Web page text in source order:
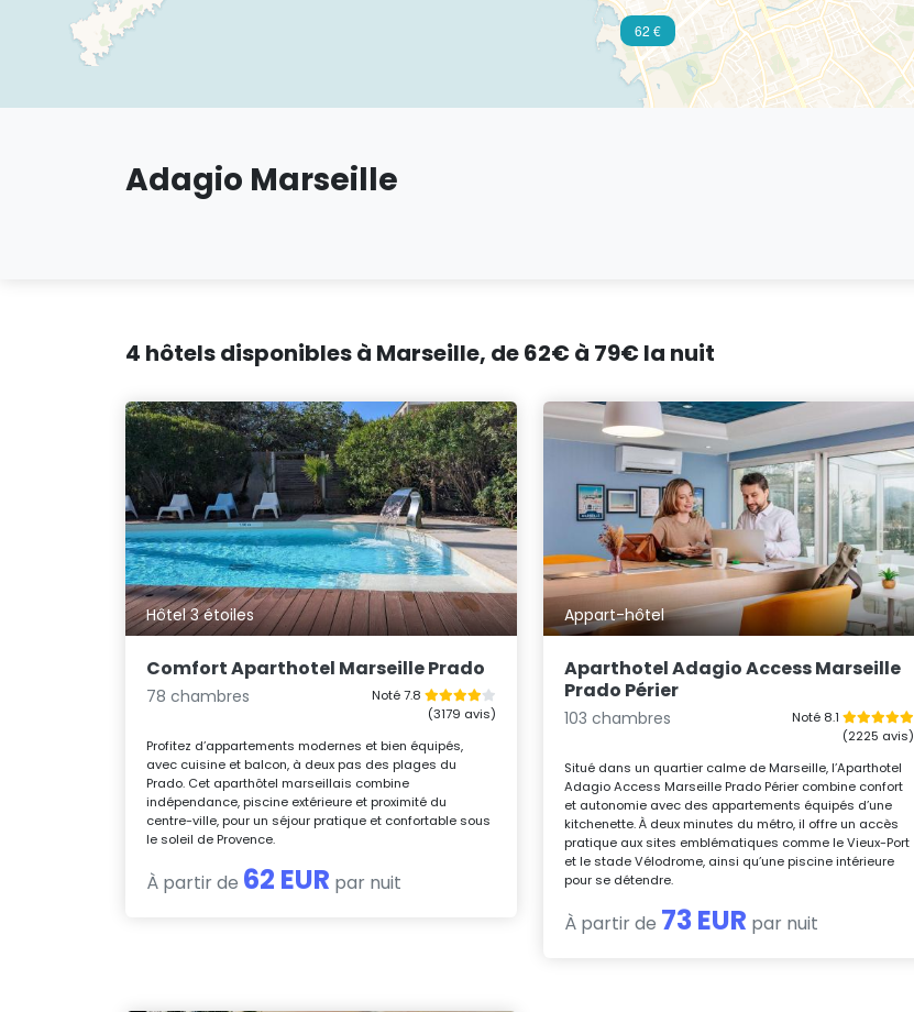
62 €
Adagio Marseille
4 hôtels disponibles à Marseille, de 62€ à 79€ la nuit
Hôtel 3 étoiles
Comfort Aparthotel Marseille Prado
78 chambres
Noté 7.8
(3179 avis)
Profitez d’appartements modernes et bien équipés,
avec cuisine et balcon, à deux pas des plages du
Prado. Cet aparthôtel marseillais combine
indépendance, piscine extérieure et proximité du
centre-ville, pour un séjour pratique et confortable sous
le soleil de Provence.
À partir de 62 EUR par nuit
Appart-hôtel
Aparthotel Adagio Access Marseille
Prado Périer
103 chambres
Noté 8.1
(2225 avis)
Situé dans un quartier calme de Marseille, l’Aparthotel
Adagio Access Marseille Prado Périer combine confort
et autonomie avec des appartements équipés d’une
kitchenette. À deux minutes du métro, il offre un accès
pratique aux sites emblématiques comme le Vieux-Port
et le stade Vélodrome, ainsi qu’une piscine intérieure
pour se détendre.
À partir de 73 EUR par nuit